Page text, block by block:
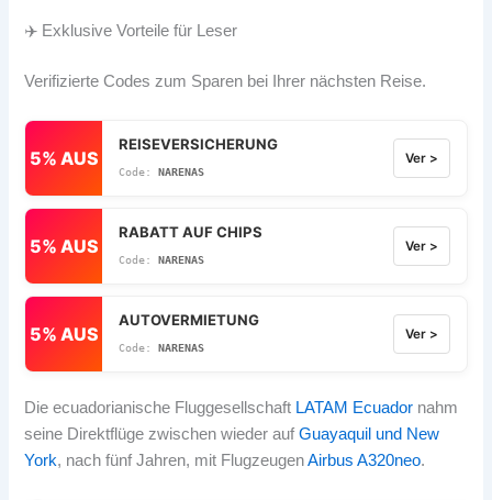
✈️ Exklusive Vorteile für Leser
Verifizierte Codes zum Sparen bei Ihrer nächsten Reise.
5% AUS
REISEVERSICHERUNG
NARENAS
Ver >
5% AUS
RABATT AUF CHIPS
NARENAS
Ver >
5% AUS
AUTOVERMIETUNG
NARENAS
Ver >
Die ecuadorianische Fluggesellschaft LATAM Ecuador nahm
seine Direktflüge zwischen wieder auf Guayaquil und New
York, nach fünf Jahren, mit FlugzeugenAirbus A320neo.